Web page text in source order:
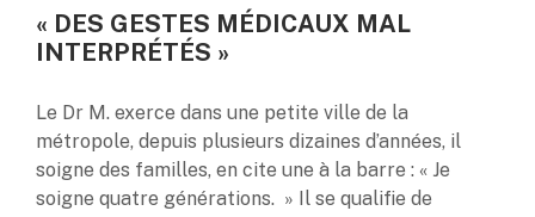
« DES GESTES MÉDICAUX MAL
INTERPRÉTÉS »
Le Dr M. exerce dans une petite ville de la
métropole, depuis plusieurs dizaines d’années, il
soigne des familles, en cite une à la barre : « Je
soigne quatre générations. » Il se qualifie de